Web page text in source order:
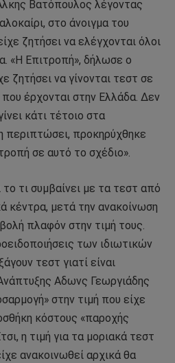
Βατόπουλος λέγοντας
στο άνοιγμα του
ζητήσει να ελέγχονται όλοι
«Η Επιτροπή», δήλωσε ο
ζητήσει να γίνονται τεστ σε
έρχονται στην Ελλάδα. Δεν
κάτι τέτοιο στα
περιπτώσει, προκηρύχθηκε
σε αυτό το σχέδιο».
τι συμβαίνει με τα τεστ από
κέντρα, μετά την ανακοίνωση
πλαφόν στην τιμή τους.
των ιδιωτικών
τεστ γιατί είναι
Αδωνς Γεωργιάδης
στην τιμή που είχε
κόστους «παροχής
η τιμή για τα μοριακά τεστ
ανακοινωθεί αρχικά θα